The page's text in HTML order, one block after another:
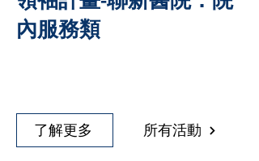
內服務類
了解更多 所有活動